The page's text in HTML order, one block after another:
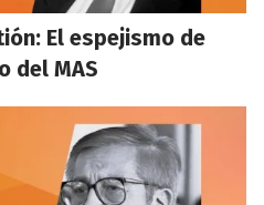
El espejismo de
del MAS